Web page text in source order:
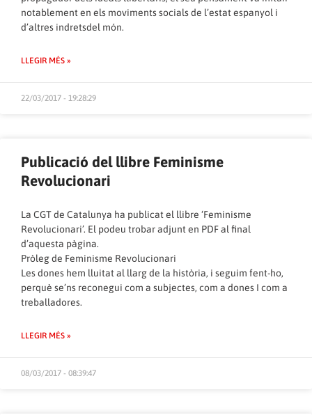
notablement en els moviments socials de l’estat espanyol i
d’altres indretsdel món.
LLEGIR MÉS »
22/03/2017 - 19:28:29
Publicació del llibre Feminisme
Revolucionari
La CGT de Catalunya ha publicat el llibre ‘Feminisme
Revolucionari’. El podeu trobar adjunt en PDF al final
d’aquesta pàgina.
Pròleg de Feminisme Revolucionari
Les dones hem lluitat al llarg de la història, i seguim fent-ho,
perquè se’ns reconegui com a subjectes, com a dones I com a
treballadores.
LLEGIR MÉS »
08/03/2017 - 08:39:47